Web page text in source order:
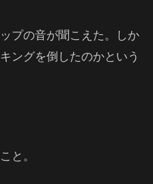
プの音が聞こえた。しか
ングを倒したのかという
と。